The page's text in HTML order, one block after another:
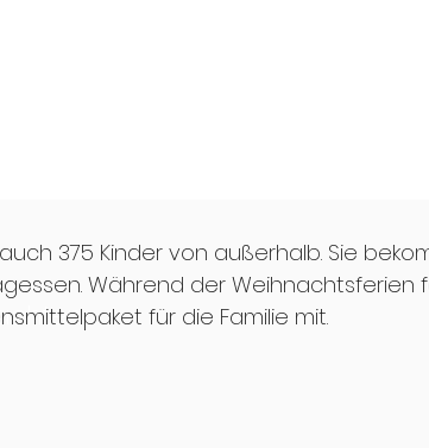
375 Kinder von außerhalb. Sie
Während der Weihnachtsferien
für die Familie mit.